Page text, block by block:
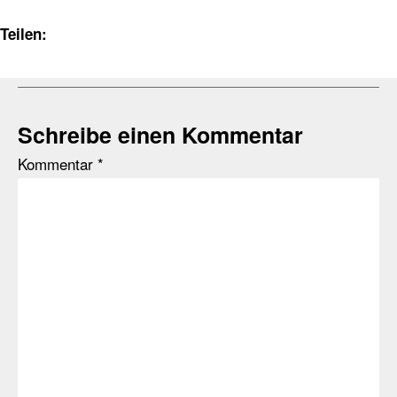
Teilen:
Schreibe einen Kommentar
Kommentar *